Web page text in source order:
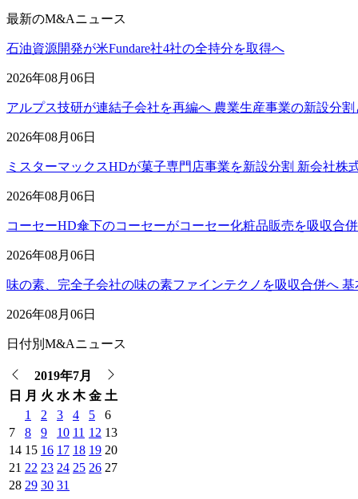
最新のM&Aニュース
石油資源開発が米Fundare社4社の全持分を取得へ
2026年08月06日
アルプス技研が連結子会社を再編へ 農業生産事業の新設分
2026年08月06日
ミスターマックスHDが菓子専門店事業を新設分割 新会社株
2026年08月06日
コーセーHD傘下のコーセーがコーセー化粧品販売を吸収合
2026年08月06日
味の素、完全子会社の味の素ファインテクノを吸収合併へ
2026年08月06日
日付別M&Aニュース
2019年7月
日 月 火 水 木 金 土
1
2 3 4 5
6
7
8 9 10 11 12 13
14 15 16 17 18 19 20
21 22 23 24 25 26 27
28 29 30 31